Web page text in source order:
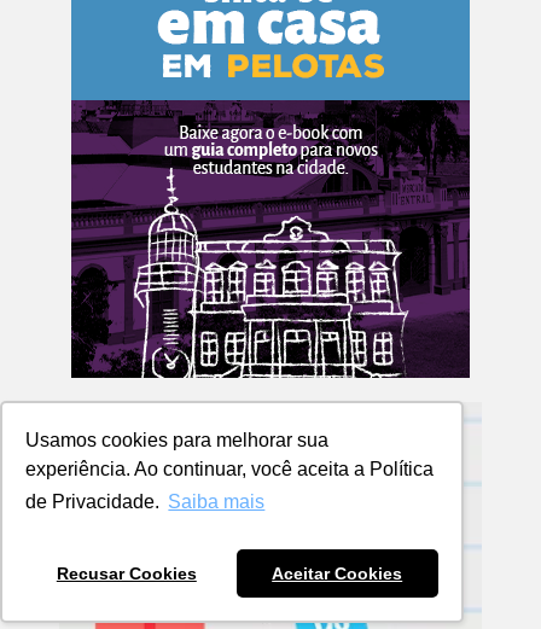
Usamos cookies para melhorar sua
experiência. Ao continuar, você aceita a Política
de Privacidade. Saiba mais
Recusar Cookies Aceitar Cookies